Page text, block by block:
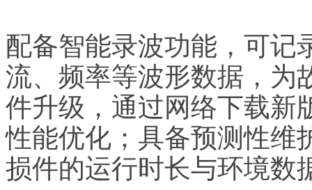
配备智能录波功能，可记
流、频率等波形数据，为
件升级，通过网络下载新
性能优化；具备预测性维
损件的运行时长与环境数